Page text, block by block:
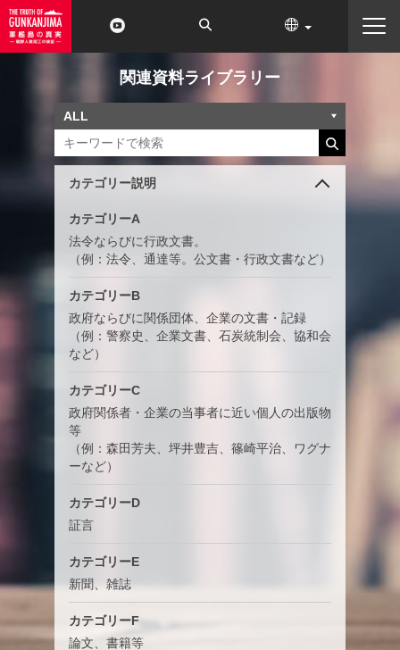
関連資料ライブラリー
カテゴリー説明
カテゴリーA
法令ならびに行政文書。
（例：法令、通達等。公文書・行政文書など）
カテゴリーB
政府ならびに関係団体、企業の文書・記録
（例：警察史、企業文書、石炭統制会、協和会
など）
カテゴリーC
政府関係者・企業の当事者に近い個人の出版物
等
（例：森田芳夫、坪井豊吉、篠崎平治、ワグナ
ーなど）
カテゴリーD
証言
カテゴリーE
新聞、雑誌
カテゴリーF
論文、書籍等